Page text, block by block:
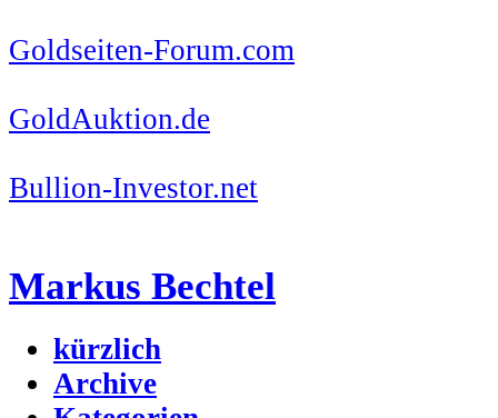
Goldseiten-Forum.com
GoldAuktion.de
Bullion-Investor.net
Markus Bechtel
kürzlich
Archive